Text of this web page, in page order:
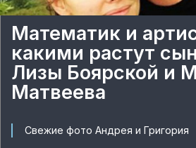
Математик и
какими растут
Лизы Боярской и
Матвеева
Свежие фото Андрея и Григория